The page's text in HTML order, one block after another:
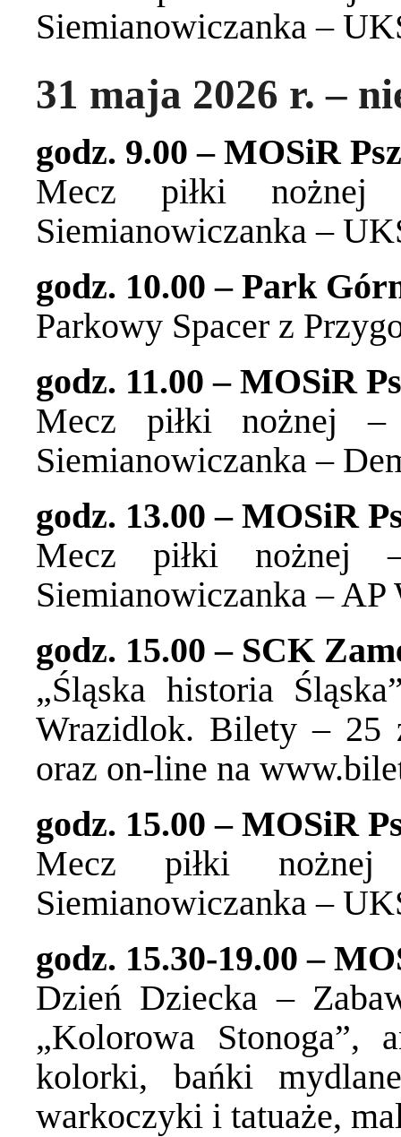
Siemianowiczanka –
31 maja 2026 r. –
godz. 9.00 – MOSiR
Mecz piłki
Siemianowiczanka –
godz. 10.00 – Park
Parkowy Spacer z
godz. 11.00 – MOSiR
Mecz piłki nożnej
Siemianowiczanka –
godz. 13.00 – MOSiR
Mecz piłki nożnej
Siemianowiczanka –
godz. 15.00 – SCK
„Śląska historia
Wrazidlok. Bilety – 25
oraz on-line na
godz. 15.00 – MOSiR
Mecz piłki
Siemianowiczanka –
godz. 15.30-19.00 –
Dzień Dziecka –
„Kolorowa Stonoga”,
kolorki, bańki
warkoczyki i tatuaże,